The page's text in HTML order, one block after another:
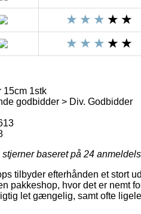
1stk
godbidder > Div. Godbidder
stjerner baseret på 24
tilbyder efterhånden et stort
pakkeshop, hvor det er nemt
let gængelig, samt ofte